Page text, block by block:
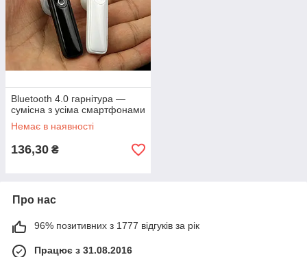
Bluetooth 4.0 гарнітура —
сумісна з усіма смартфонами
Немає в наявності
136,30 ₴
Про нас
96% позитивних з 1777 відгуків за рік
Працює з 31.08.2016